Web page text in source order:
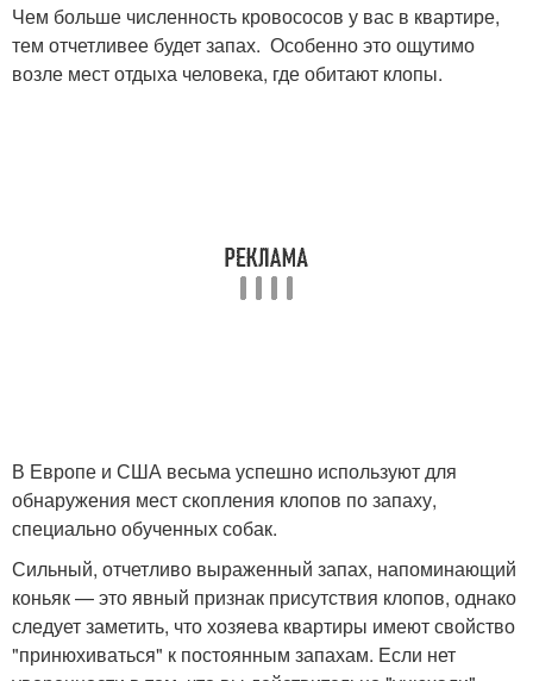
Чем больше численность кровососов у вас в квартире,
тем отчетливее будет запах. Особенно это ощутимо
возле мест отдыха человека, где обитают клопы.
В Европе и США весьма успешно используют для
обнаружения мест скопления клопов по запаху,
специально обученных собак.
Сильный, отчетливо выраженный запах, напоминающий
коньяк — это явный признак присутствия клопов, однако
следует заметить, что хозяева квартиры имеют свойство
"принюхиваться" к постоянным запахам. Если нет